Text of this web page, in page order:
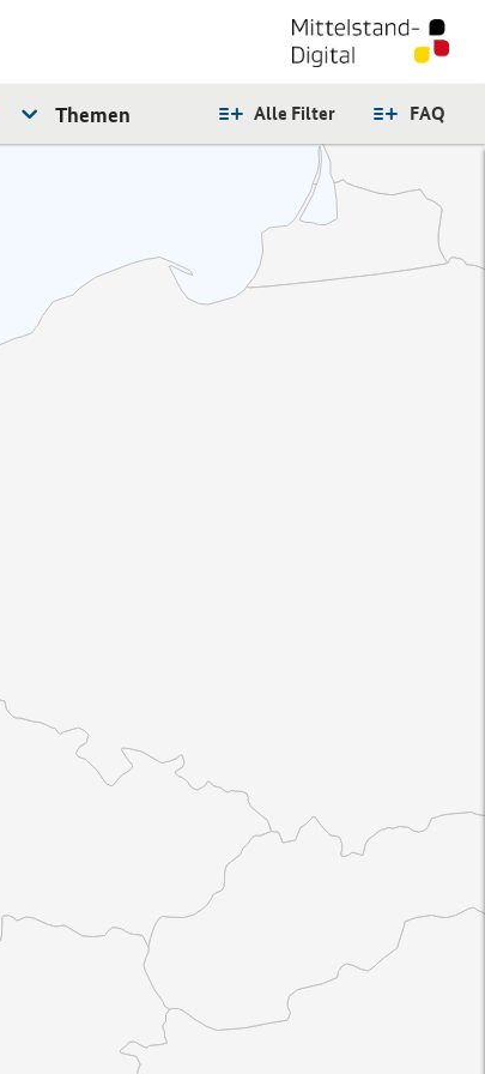
FAQ
Alle Filter
Themen